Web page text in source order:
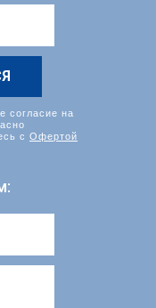
согласие на
с Офертой